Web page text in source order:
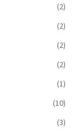
(2)
(2)
(2)
(2)
(1)
(10)
(3)